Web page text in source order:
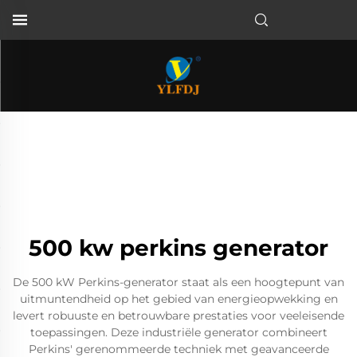
500 kw perkins generator
De 500 kW Perkins-generator staat als een hoogtepunt van
uitmuntendheid op het gebied van energieopwekking en
levert robuuste en betrouwbare prestaties voor veeleisende
toepassingen. Deze industriële generator combineert
Perkins' gerenommeerde techniek met geavanceerde